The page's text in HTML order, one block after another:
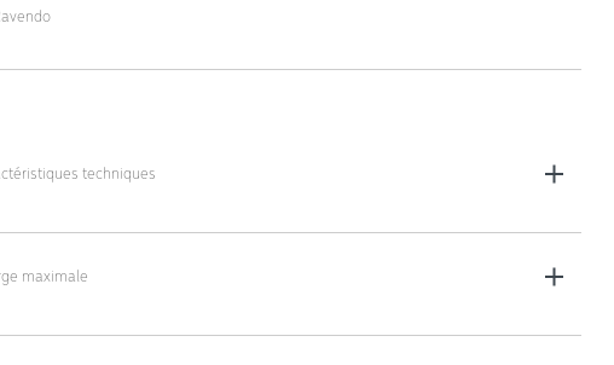
techniques
: 42 x 48 x 112 cm
: 8,5 kg
maximale